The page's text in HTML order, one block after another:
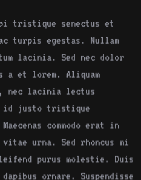
tristique senectus et
turpis egestas. Nullam
lacinia. Sed nec dolor
et lorem. Aliquam
nec lacinia lectus
id justo tristique
commodo erat in
urna. Sed rhoncus mi
purus molestie. Duis
ornare. Suspendisse